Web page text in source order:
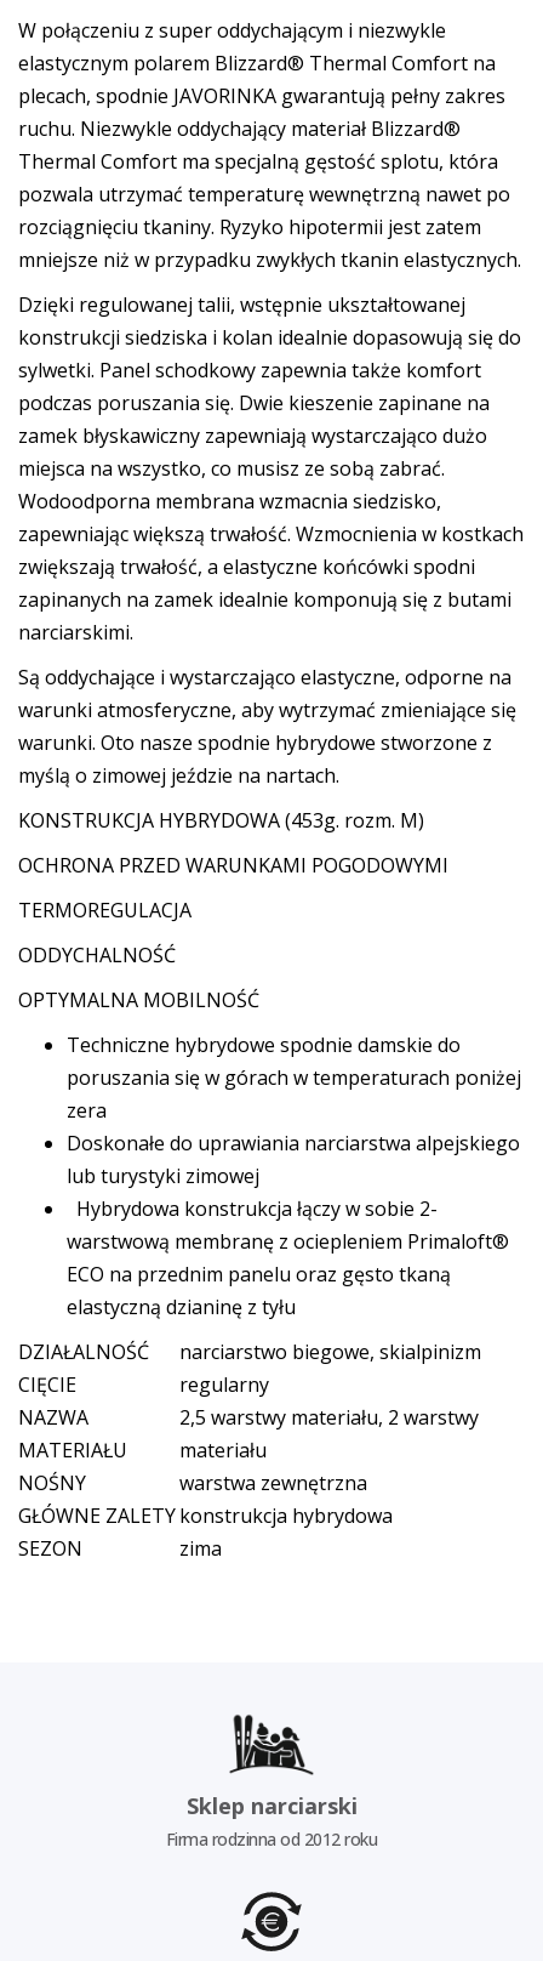
W połączeniu z super oddychającym i niezwykle
elastycznym polarem Blizzard® Thermal Comfort na
plecach, spodnie JAVORINKA gwarantują pełny zakres
ruchu. Niezwykle oddychający materiał Blizzard®
Thermal Comfort ma specjalną gęstość splotu, która
pozwala utrzymać temperaturę wewnętrzną nawet po
rozciągnięciu tkaniny. Ryzyko hipotermii jest zatem
mniejsze niż w przypadku zwykłych tkanin elastycznych.
Dzięki regulowanej talii, wstępnie ukształtowanej
konstrukcji siedziska i kolan idealnie dopasowują się do
sylwetki. Panel schodkowy zapewnia także komfort
podczas poruszania się. Dwie kieszenie zapinane na
zamek błyskawiczny zapewniają wystarczająco dużo
miejsca na wszystko, co musisz ze sobą zabrać.
Wodoodporna membrana wzmacnia siedzisko,
zapewniając większą trwałość. Wzmocnienia w kostkach
zwiększają trwałość, a elastyczne końcówki spodni
zapinanych na zamek idealnie komponują się z butami
narciarskimi.
Są oddychające i wystarczająco elastyczne, odporne na
warunki atmosferyczne, aby wytrzymać zmieniające się
warunki. Oto nasze spodnie hybrydowe stworzone z
myślą o zimowej jeździe na nartach.
KONSTRUKCJA HYBRYDOWA (453g. rozm. M)
OCHRONA PRZED WARUNKAMI POGODOWYMI
TERMOREGULACJA
ODDYCHALNOŚĆ
OPTYMALNA MOBILNOŚĆ
Techniczne hybrydowe spodnie damskie do
poruszania się w górach w temperaturach poniżej
zera
Doskonałe do uprawiania narciarstwa alpejskiego
lub turystyki zimowej
Hybrydowa konstrukcja łączy w sobie 2-
warstwową membranę z ociepleniem Primaloft®
ECO na przednim panelu oraz gęsto tkaną
elastyczną dzianinę z tyłu
DZIAŁALNOŚĆ
narciarstwo biegowe, skialpinizm
CIĘCIE
regularny
NAZWA
MATERIAŁU
2,5 warstwy materiału, 2 warstwy
materiału
NOŚNY
warstwa zewnętrzna
GŁÓWNE ZALETYkonstrukcja hybrydowa
SEZON
zima
Sklep narciarski
Firma rodzinna od 2012 roku